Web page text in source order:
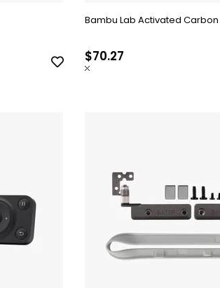
Bambu Lab Activated Carbon
$70.27